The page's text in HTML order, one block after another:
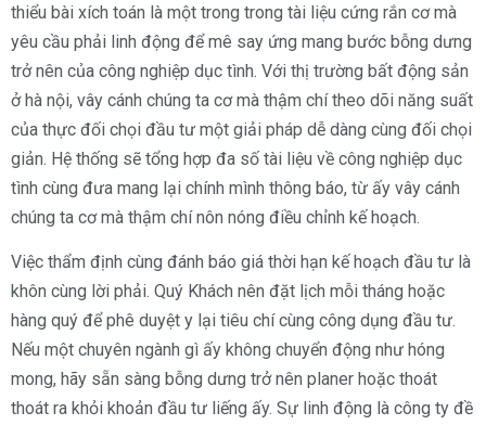
thiểu bài xích toán là một trong trong tài liệu cứng rắn cơ mà
yêu cầu phải linh động để mê say ứng mang bước bỗng dưng
trở nên của công nghiệp dục tình. Với thị trường bất động sản
ở hà nội, vây cánh chúng ta cơ mà thậm chí theo dõi năng suất
của thực đối chọi đầu tư một giải pháp dễ dàng cùng đối chọi
giản. Hệ thống sẽ tổng hợp đa số tài liệu về công nghiệp dục
tình cùng đưa mang lại chính mình thông báo, từ ấy vây cánh
chúng ta cơ mà thậm chí nôn nóng điều chỉnh kế hoạch.
Việc thẩm định cùng đánh báo giá thời hạn kế hoạch đầu tư là
khôn cùng lời phải. Quý Khách nên đặt lịch mỗi tháng hoặc
hàng quý để phê duyệt y lại tiêu chí cùng công dụng đầu tư.
Nếu một chuyên ngành gì ấy không chuyển động như hóng
mong, hãy sẵn sàng bỗng dưng trở nên planer hoặc thoát
thoát ra khỏi khoản đầu tư liếng ấy. Sự linh động là công ty đề